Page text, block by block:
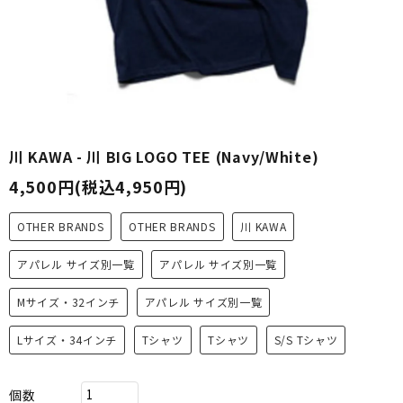
川 KAWA - 川 BIG LOGO TEE (Navy/White)
4,500円(税込4,950円)
OTHER BRANDS OTHER BRANDS 川 KAWA
アパレル サイズ別一覧 アパレル サイズ別一覧
Mサイズ・32インチ アパレル サイズ別一覧
Lサイズ・34インチ Tシャツ Tシャツ S/S Tシャツ
個数